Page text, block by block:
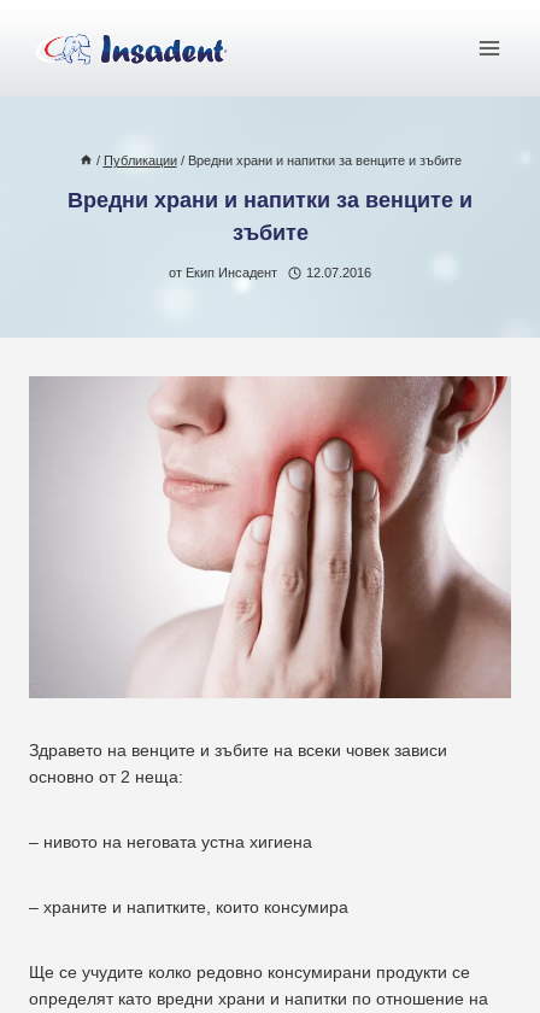
съдържанието
/ Публикации / Вредни храни и напитки за венците и зъбите
Вредни храни и напитки за венците и
зъбите
от Екип Инсадент 12.07.2016
Здравето на венците и зъбите на всеки човек зависи
основно от 2 неща:
– нивото на неговата устна хигиена
– храните и напитките, които консумира
Ще се учудите колко редовно консумирани продукти се
определят като вредни храни и напитки по отношение на